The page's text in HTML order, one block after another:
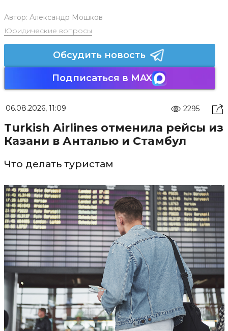
Автор: Александр Мошков
Юридические вопросы
Обсудить новость
Подписаться в MAX
06.08.2026, 11:09 2295
Turkish Airlines отменила рейсы из
Казани в Анталью и Стамбул
Что делать туристам